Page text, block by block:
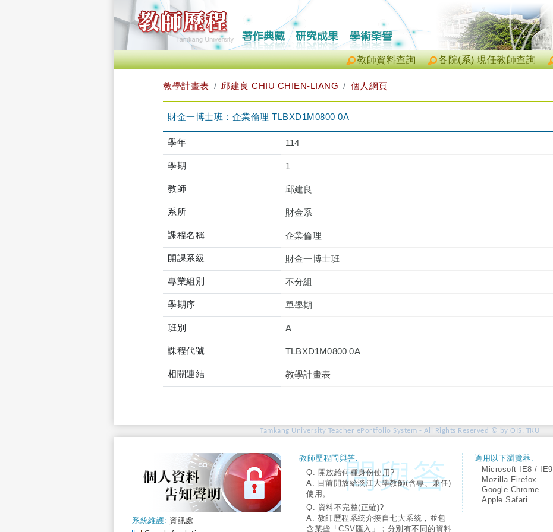
各院(系) 現任教師查詢
教師資料查詢
教學計畫表 邱建良 CHIU CHIEN-LIANG 個人網頁
財金一博士班：企業倫理 TLBXD1M0800 0A
學年 114
學期 1
教師 邱建良
系所 財金系
課程名稱 企業倫理
開課系級 財金一博士班
專業組別 不分組
學期序 單學期
班別 A
課程代號 TLBXD1M0800 0A
相關連結 教學計畫表
Tamkang University Teacher ePortfolio System - All Rights Reserved © by OIS, TKU
系統維護: 資訊處
教師歷程問與答:
Q: 開放給何種身份使用?
A: 目前開放給淡江大學教師(含專、兼任)
使用。
Q: 資料不完整(正確)?
A: 教師歷程系統介接自七大系統，並包
含某些「CSV匯入」；分別有不同的資料
適用以下瀏覽器:
Microsoft IE8 / IE9
Mozilla Firefox
Google Chrome
Apple Safari